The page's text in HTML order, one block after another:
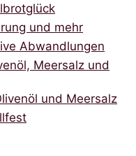
und mehr
Abwandlungen
Meersalz und
und Meersalz